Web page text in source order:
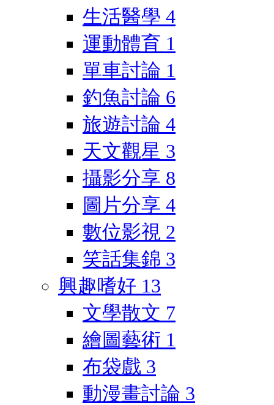
生活醫學 4
運動體育 1
單車討論 1
釣魚討論 6
旅遊討論 4
天文觀星 3
攝影分享 8
圖片分享 4
數位影視 2
笑話集錦 3
興趣嗜好 13
文學散文 7
繪圖藝術 1
布袋戲 3
動漫畫討論 3